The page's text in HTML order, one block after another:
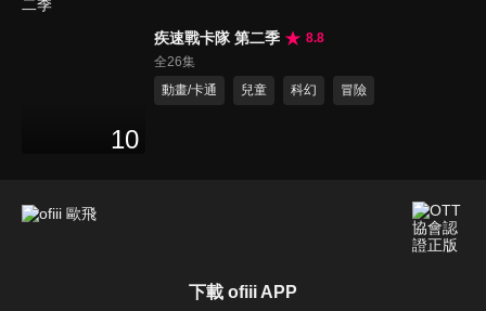
10
疾速戰卡隊 第二季
8.8
全26集
動畫/卡通
兒童 科幻 冒險
下載 ofiii APP